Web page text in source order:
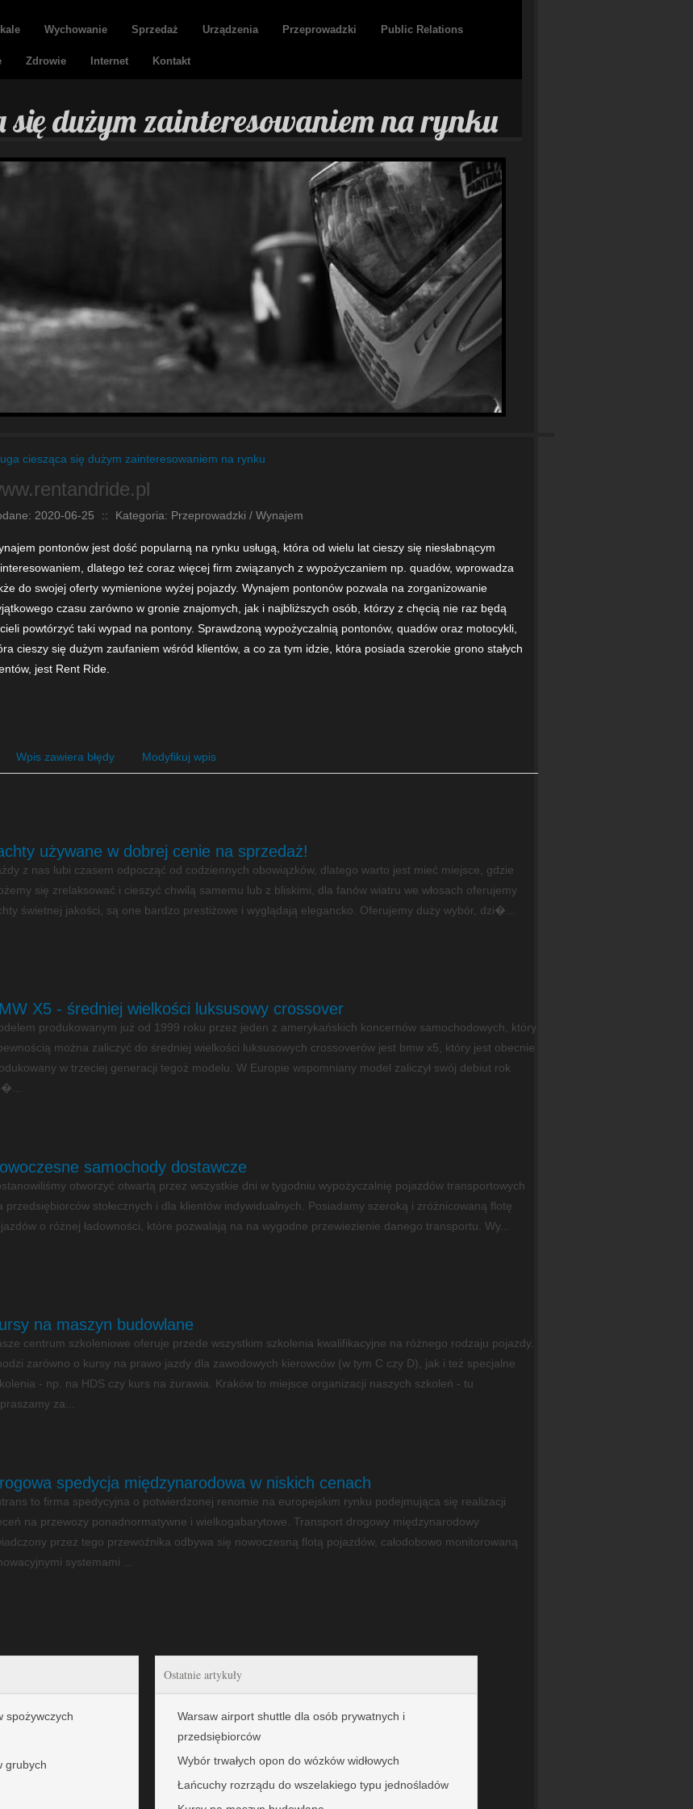
Wychowanie Sprzedaż Urządzenia Przeprowadzki Public Relations
Zdrowie Internet Kontakt
się dużym zainteresowaniem na rynku
ciesząca się dużym zainteresowaniem na rynku
2020-06-25 :: Kategoria: Przeprowadzki / Wynajem
pontonów jest dość popularną na rynku usługą, która od wielu lat cieszy się niesłabnącym
dlatego też coraz więcej firm związanych z wypożyczaniem np. quadów, wprowadza
do swojej oferty wymienione wyżej pojazdy. Wynajem pontonów pozwala na zorganizowanie
czasu zarówno w gronie znajomych, jak i najbliższych osób, którzy z chęcią nie raz będą
powtórzyć taki wypad na pontony. Sprawdzoną wypożyczalnią pontonów, quadów oraz motocykli,
cieszy się dużym zaufaniem wśród klientów, a co za tym idzie, która posiada szerokie grono stałych
jest Rent Ride.
Wpis zawiera błędy Modyfikuj wpis
używane w dobrej cenie na sprzedaż!
z nas lubi czasem odpocząć od codziennych obowiązków, dlatego warto jest mieć miejsce, gdzie
się zrelaksować i cieszyć chwilą samemu lub z bliskimi, dla fanów wiatru we włosach oferujemy
świetnej jakości, są one bardzo prestiżowe i wyglądają elegancko. Oferujemy duży wybór, dzi�...
X5 - średniej wielkości luksusowy crossover
produkowanym już od 1999 roku przez jeden z amerykańskich koncernów samochodowych, który
można zaliczyć do średniej wielkości luksusowych crossoverów jest bmw x5, który jest obecnie
w trzeciej generacji tegoż modelu. W Europie wspomniany model zaliczył swój debiut rok
samochody dostawcze
otworzyć otwartą przez wszystkie dni w tygodniu wypożyczalnię pojazdów transportowych
przedsiębiorców stołecznych i dla klientów indywidualnych. Posiadamy szeroką i zróżnicowaną flotę
o różnej ładowności, które pozwalają na na wygodne przewiezienie danego transportu. Wy...
na maszyn budowlane
centrum szkoleniowe oferuje przede wszystkim szkolenia kwalifikacyjne na różnego rodzaju pojazdy.
zarówno o kursy na prawo jazdy dla zawodowych kierowców (w tym C czy D), jak i też specjalne
- np. na HDS czy kurs na żurawia. Kraków to miejsce organizacji naszych szkoleń - tu
za...
spedycja międzynarodowa w niskich cenach
to firma spedycyjna o potwierdzonej renomie na europejskim rynku podejmująca się realizacji
na przewozy ponadnormatywne i wielkogabarytowe. Transport drogowy międzynarodowy
przez tego przewoźnika odbywa się nowoczesną flotą pojazdów, całodobowo monitorowaną
systemami ...
spożywczych
grubych
Ostatnie artykuły
Warsaw airport shuttle dla osób prywatnych i
przedsiębiorców
Wybór trwałych opon do wózków widłowych
Łańcuchy rozrządu do wszelakiego typu jednośladów